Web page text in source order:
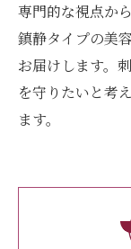
専門的な視点か
鎮静タイプの美
お届けします。
を守りたいと考
ます。